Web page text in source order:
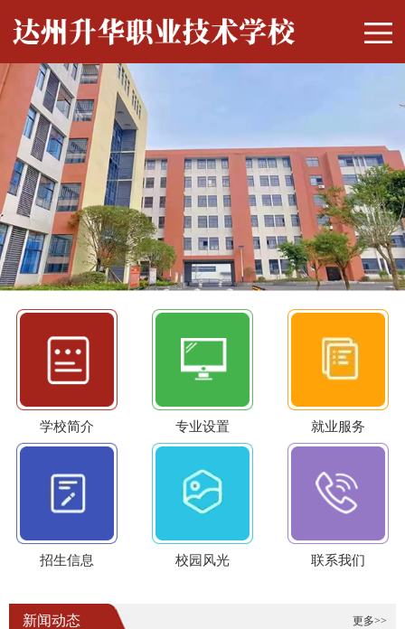
学校简介 专业设置 就业服务
招生信息 校园风光 联系我们
更多>>
新闻动态